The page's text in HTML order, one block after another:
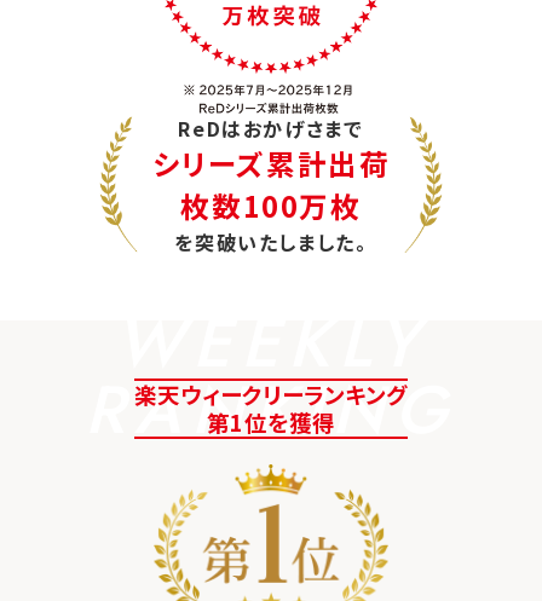
ReDはおかげさまで
シリーズ累計出荷
枚数100万枚
を突破いたしました。
RANKING
楽天ウィークリーランキング
第1位を獲得